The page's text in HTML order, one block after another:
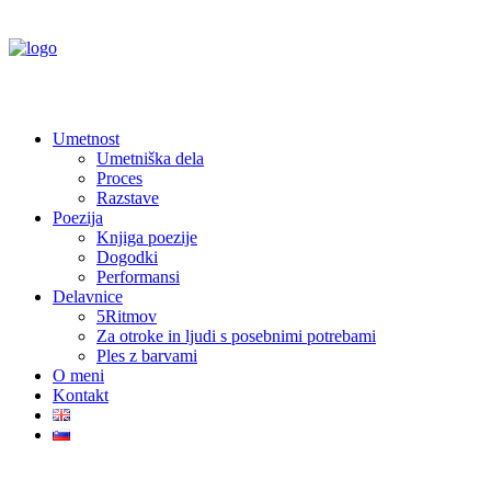
Umetnost
Umetniška dela
Proces
Razstave
Poezija
Knjiga poezije
Dogodki
Performansi
Delavnice
5Ritmov
Za otroke in ljudi s posebnimi potrebami
Ples z barvami
O meni
Kontakt